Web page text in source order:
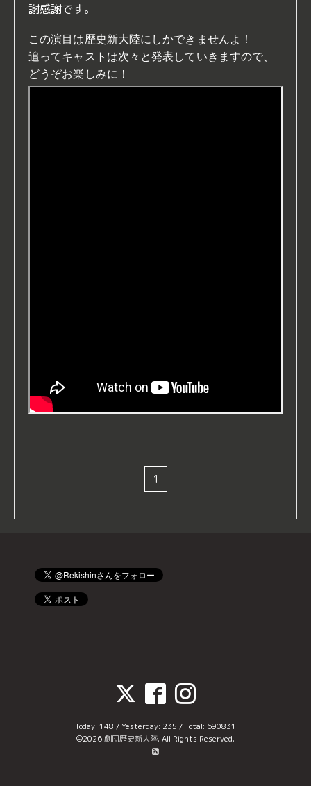
謝感謝です。
この演目は歴史新大陸にしかできませんよ！
追ってキャストは次々と発表していきますので、
どうぞお楽しみに！
1
Today: 148 / Yesterday: 235 / Total: 690831
©2026劇団歴史新大陸. All Rights Reserved.